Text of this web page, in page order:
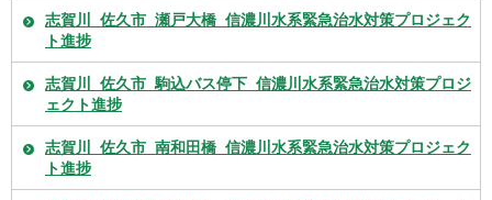
志賀川_佐久市_瀬戸大橋_信濃川水系緊急治水対策プロジェク
ト進捗
志賀川_佐久市_駒込バス停下_信濃川水系緊急治水対策プロジ
ェクト進捗
志賀川_佐久市_南和田橋_信濃川水系緊急治水対策プロジェク
ト進捗